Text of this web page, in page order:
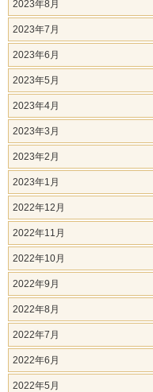
2023年8月
2023年7月
2023年6月
2023年5月
2023年4月
2023年3月
2023年2月
2023年1月
2022年12月
2022年11月
2022年10月
2022年9月
2022年8月
2022年7月
2022年6月
2022年5月